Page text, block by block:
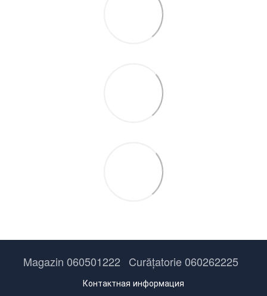
Magazin 060501222 Curățatorie 060262225
Контактная информация